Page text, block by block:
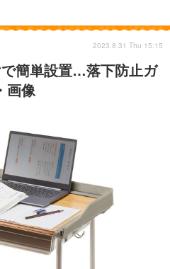
簡単設置…落下防止ガ
画像
2023.8.31 Thu 15:15